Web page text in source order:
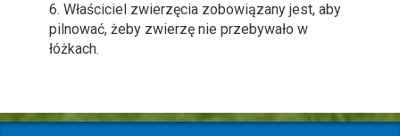
6. Właściciel zwierzęcia zobowiązany jest, aby
pilnować, żeby zwierzę nie przebywało w
łóżkach.